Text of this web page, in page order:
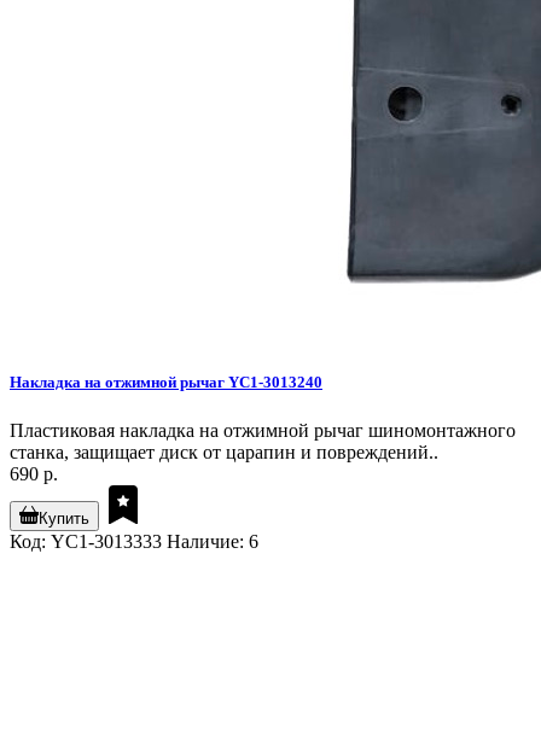
Накладка на отжимной рычаг YC1-3013240
Пластиковая накладка на отжимной рычаг шиномонтажного
станка, защищает диск от царапин и повреждений..
690 р.
Купить
Код: YC1-3013333 Наличие: 6